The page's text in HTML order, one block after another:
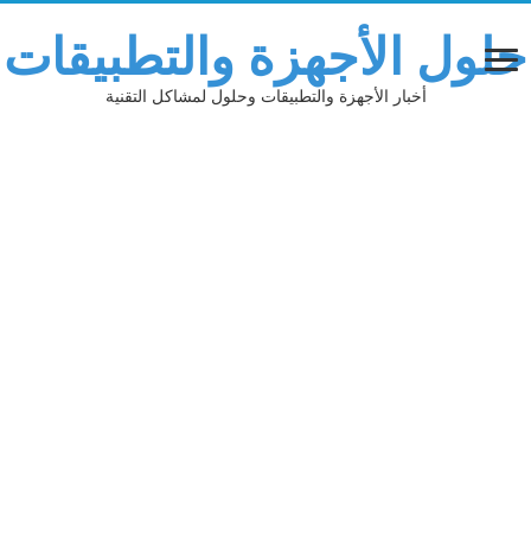
حلول الأجهزة والتطبيقات
أخبار الأجهزة والتطبيقات وحلول لمشاكل التقنية